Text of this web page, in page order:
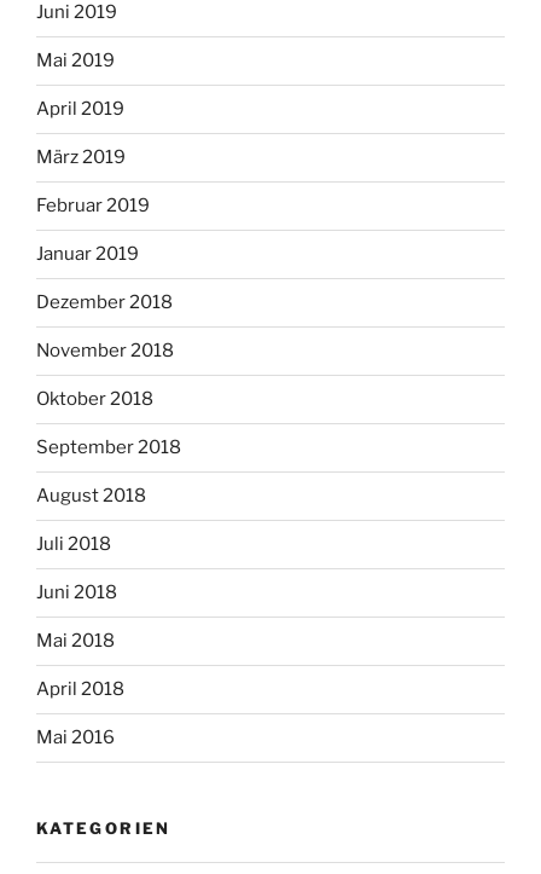
Juni 2019
Mai 2019
April 2019
März 2019
Februar 2019
Januar 2019
Dezember 2018
November 2018
Oktober 2018
September 2018
August 2018
Juli 2018
Juni 2018
Mai 2018
April 2018
Mai 2016
KATEGORIEN